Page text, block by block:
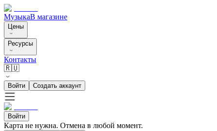
МузыкаВ магазине
Цены
Ресурсы
Контакты
🇷🇺
Войти Создать аккаунт
Войти
Карта не нужна. Отмена в любой момент.